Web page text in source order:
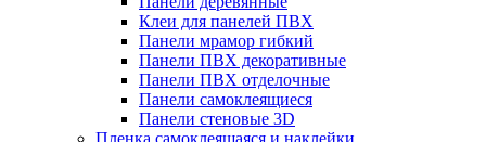
Клеи для панелей ПВХ
Панели мрамор гибкий
Панели ПВХ декоративные
Панели ПВХ отделочные
Панели самоклеящиеся
Панели стеновые 3D
Пленка самоклеящаяся и наклейки